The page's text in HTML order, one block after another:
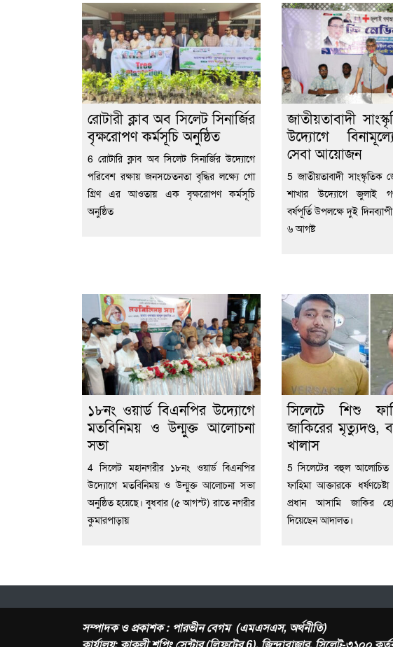
রোটারী ক্লাব অব সিলেট সিনার্জির
বৃক্ষরোপণ কর্মসূচি অনুষ্ঠিত
6 রোটারি ক্লাব অব সিলেট সিনার্জির উদ্যোগে
পরিবেশ রক্ষায় জনসচেতনতা বৃদ্ধির লক্ষ্যে গো
গ্রিণ এর আওতায় এক বৃক্ষরোপণ কর্মসূচি
অনুষ্ঠিত
জাতীয়তাবাদী
উদ্যোগে
সেবা আয়োজন
5 জাতীয়তাবাদী সাংস্কৃতিক
শাখার উদ্যোগে জুলাই
বর্ষপূর্তি উপলক্ষে দুই
৬ আগষ্ট
১৮নং ওয়ার্ড বিএনপির উদ্যোগে
মতবিনিময় ও উন্মুক্ত আলোচনা
সভা
4 সিলেট মহানগরীর ১৮নং ওয়ার্ড বিএনপির
উদ্যোগে মতবিনিময় ও উন্মুক্ত আলোচনা সভা
অনুষ্ঠিত হয়েছে। বুধবার (৫ আগস্ট) রাতে নগরীর
কুমারপাড়ায়
সিলেটে শিশু
জাকিরের মৃত্যুদণ্ড,
খালাস
5 সিলেটের বহুল আলোচিত
ফাহিমা আক্তারকে
প্রধান আসামি জাকির
দিয়েছেন আদালত।
সম্পাদক ও প্রকাশক : পারভীন বেগম (এমএসএস, অর্থনীতি)
কার্যালয়: কাকলী শপিং সেন্টার (লিফটের 6), জিন্দাবাজার, সিলেট-৩১০০